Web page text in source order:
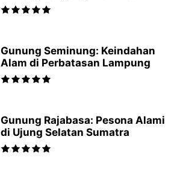
Gunung Seminung: Keindahan
Alam di Perbatasan Lampung
Gunung Rajabasa: Pesona Alami
di Ujung Selatan Sumatra